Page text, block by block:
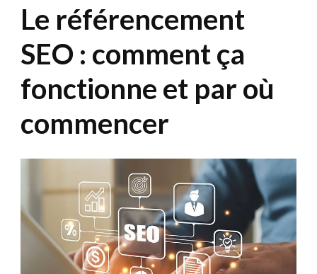
Le référencement
SEO : comment ça
fonctionne et par où
commencer